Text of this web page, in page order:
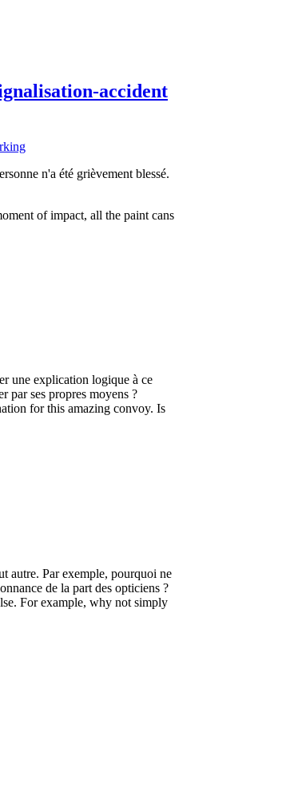
accident
n'a été grièvement blessé.
of impact, all the paint cans
une explication logique à ce
par ses propres moyens ?
for this amazing convoy. Is
autre. Par exemple, pourquoi ne
de la part des opticiens ?
For example, why not simply